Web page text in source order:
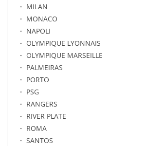
・ MILAN
・ MONACO
・ NAPOLI
・ OLYMPIQUE LYONNAIS
・ OLYMPIQUE MARSEILLE
・ PALMEIRAS
・ PORTO
・ PSG
・ RANGERS
・ RIVER PLATE
・ ROMA
・ SANTOS